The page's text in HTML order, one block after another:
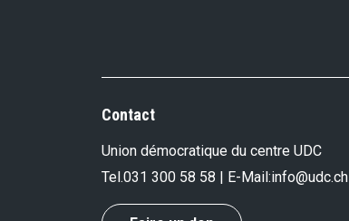
Contact
Union démocratique du centre UDC
Tel.031 300 58 58 | E-Mail:info@udc.ch